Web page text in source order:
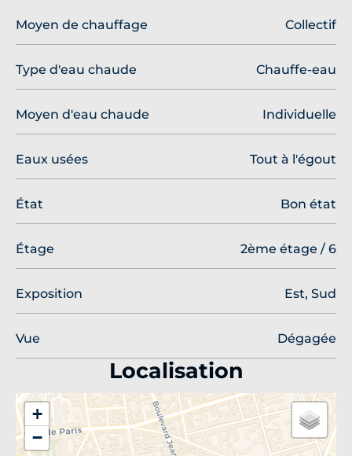
Moyen de chauffage Collectif
Type d'eau chaude Chauffe-eau
Moyen d'eau chaude Individuelle
Eaux usées Tout à l'égout
État Bon état
Étage 2ème étage / 6
Exposition Est, Sud
Vue Dégagée
Localisation
+
−